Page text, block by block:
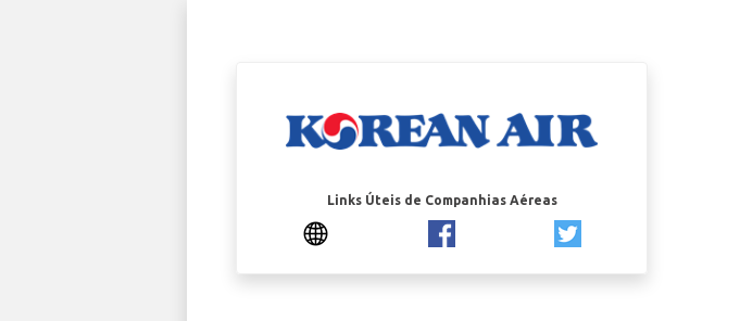
Links Úteis de Companhias Aéreas